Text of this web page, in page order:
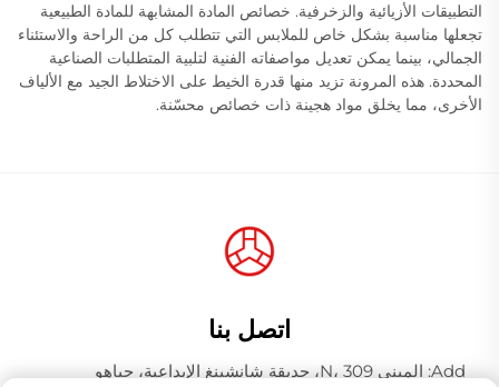
التطبيقات الأزيائية والزخرفية. خصائص المادة المشابهة للمادة الطبيعية
تجعلها مناسبة بشكل خاص للملابس التي تتطلب كل من الراحة والاستئناء
الجمالي، بينما يمكن تعديل مواصفاته الفنية لتلبية المتطلبات الصناعية
المحددة. هذه المرونة تزيد منها قدرة الخيط على الاختلاط الجيد مع الألياف
الأخرى، مما يخلق مواد هجينة ذات خصائص محسّنة.
اتصل بنا
Add: المبنى N، 309، حديقة شانشينغ الإبداعية، جياهو